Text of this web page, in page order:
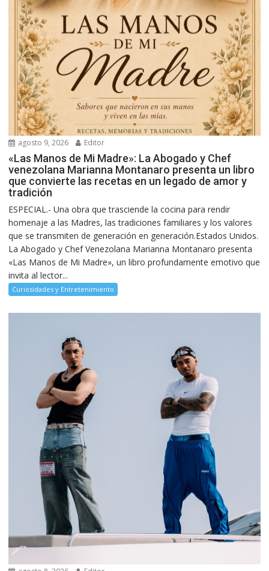
agosto 9, 2026 Editor
«Las Manos de Mi Madre»: La Abogado y Chef
venezolana Marianna Montanaro presenta un libro
que convierte las recetas en un legado de amor y
tradición
ESPECIAL.- Una obra que trasciende la cocina para rendir
homenaje a las Madres, las tradiciones familiares y los valores
que se transmiten de generación en generación.Estados Unidos.
La Abogado y Chef Venezolana Marianna Montanaro presenta
«Las Manos de Mi Madre», un libro profundamente emotivo que
invita al lector...
Curiosidades y Entretenimiento